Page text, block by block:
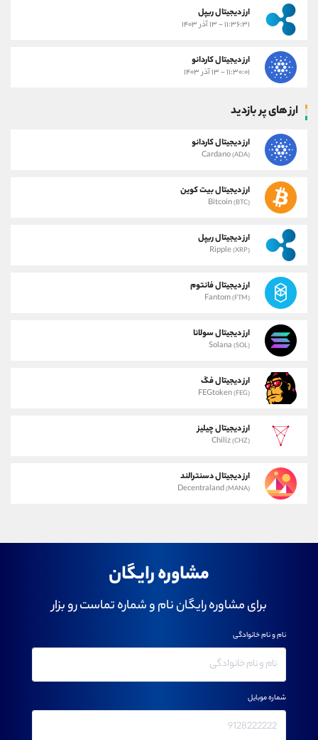
ارز دیجیتال ریپل
۱۱:۳۶:۳۱ - ۱۳ آذر ۱۴۰۳
ارز دیجیتال کاردانو
۱۱:۳۰:۰۱ - ۱۳ آذر ۱۴۰۳
ارز های پر بازدید
ارز دیجیتال کاردانو
Cardano(ADA)
ارز دیجیتال بیت کوین
Bitcoin(BTC)
ارز دیجیتال ریپل
Ripple(XRP)
ارز دیجیتال فانتوم
Fantom(FTM)
ارز دیجیتال سولانا
Solana (SOL)
ارز دیجیتال فگ
FEGtoken(FEG)
ارز دیجیتال چیلیز
Chiliz(CHZ)
ارز دیجیتال دسنترالند
Decentraland(MANA)
مشاوره رایگان
برای مشاوره رایگان نام و شماره تماست رو بزار
نام و نام خانوادگی
شماره موبایل